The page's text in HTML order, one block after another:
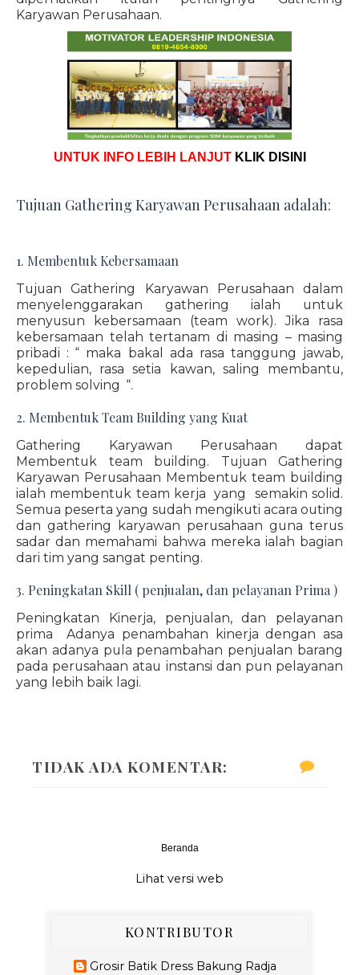
Karyawan Perusahaan.
UNTUK INFO LEBIH LANJUT KLIK DISINI
Tujuan Gathering Karyawan Perusahaan adalah:
1. Membentuk Kebersamaan
Tujuan Gathering Karyawan Perusahaan dalam
menyelenggarakan gathering ialah untuk
menyusun kebersamaan (team work). Jika rasa
kebersamaan telah tertanam di masing – masing
pribadi : “ maka bakal ada rasa tanggung jawab,
kepedulian, rasa setia kawan, saling membantu,
problem solving “.
2. Membentuk Team Building yang Kuat
Gathering Karyawan Perusahaan dapat
Membentuk team building. Tujuan Gathering
Karyawan Perusahaan Membentuk team building
ialah membentuk team kerja yang semakin solid.
Semua peserta yang sudah mengikuti acara outing
dan gathering karyawan perusahaan guna terus
sadar dan memahami bahwa mereka ialah bagian
dari tim yang sangat penting.
3. Peningkatan Skill ( penjualan, dan pelayanan Prima )
Peningkatan Kinerja, penjualan, dan pelayanan
prima Adanya penambahan kinerja dengan asa
akan adanya pula penambahan penjualan barang
pada perusahaan atau instansi dan pun pelayanan
yang lebih baik lagi.
TIDAK ADA KOMENTAR:
Beranda
Lihat versi web
KONTRIBUTOR
Grosir Batik Dress Bakung Radja